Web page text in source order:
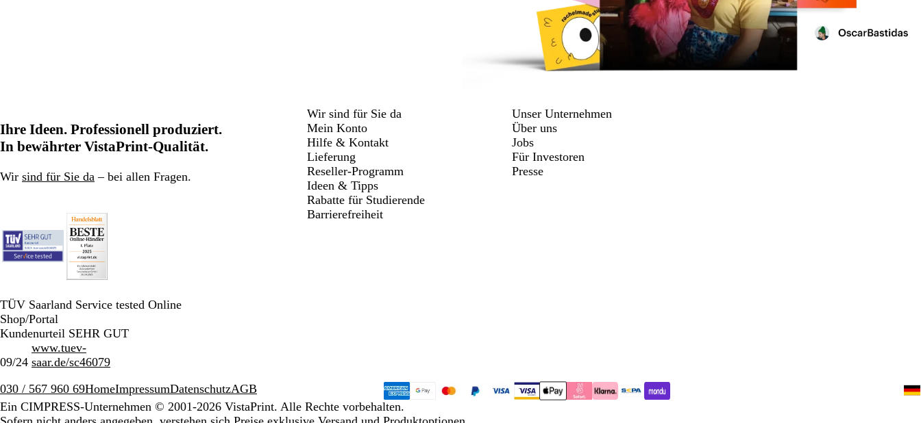
Ihre Ideen. Professionell produziert.
In bewährter VistaPrint-Qualität.
Wir sind für Sie da – bei allen Fragen.
TÜV Saarland Service tested Online
Shop/Portal
Kundenurteil SEHR GUT
09/24
www.tuev-
saar.de/sc46079
Wir sind für Sie da
Mein Konto
Hilfe & Kontakt
Lieferung
Reseller-Programm
Ideen & Tipps
Rabatte für Studierende
Barrierefreiheit
Unser Unternehmen
Über uns
Jobs
Für Investoren
Presse
030 / 567 960 69HomeImpressumDatenschutzAGB
Ein CIMPRESS-Unternehmen © 2001-2026 VistaPrint. Alle Rechte vorbehalten.